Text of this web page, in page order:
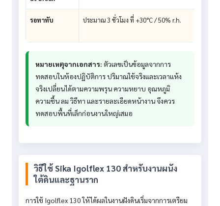
รอทาทับ ประมาณ 3 ชั่วโมง ที่ +30°C / 50% r.h.
หมายเหตุจากเอกสาร: ตัวเลขเป็นข้อมูลจากการ
ทดสอบในห้องปฏิบัติการ ปริมาณใช้จริงและเวลาแห้ง
จริงเปลี่ยนได้ตามความพรุน ความหยาบ อุณหภูมิ
ความชื้น ลม วิธีทา และรายละเอียดหน้างาน จึงควร
ทดสอบพื้นที่เล็กก่อนงานใหญ่เสมอ
วิธีใช้ Sika Igolflex 130 สำหรับงานผนัง
ใต้ดินและฐานราก
การใช้ Igolflex 130 ให้ได้ผลในงานฝังดินเริ่มจากการเตรียม